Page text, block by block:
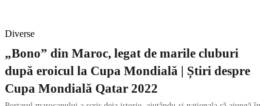
Diverse
„Bono” din Maroc, legat de marile cluburi
după eroicul la Cupa Mondială | Știri despre
Cupa Mondială Qatar 2022